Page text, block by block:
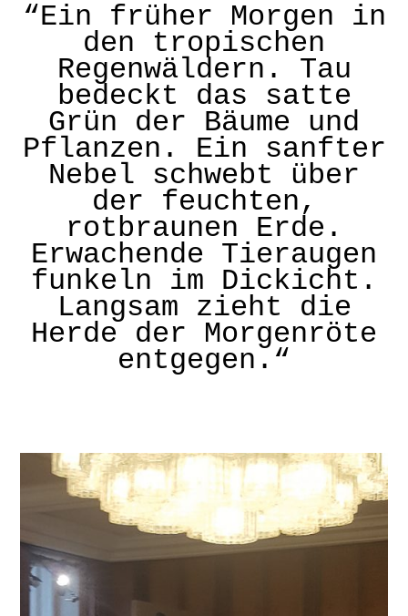
den tropischen
Regenwäldern. Tau
bedeckt das satte
Grün der Bäume und
Pflanzen. Ein sanfter
Nebel schwebt über
der feuchten,
rotbraunen Erde.
Erwachende Tieraugen
funkeln im Dickicht.
Langsam zieht die
Herde der Morgenröte
entgegen.“